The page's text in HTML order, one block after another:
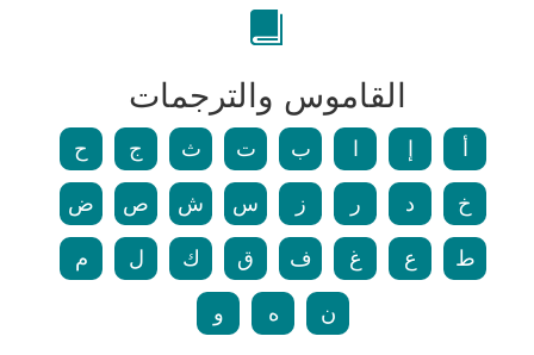
القاموس والترجمات
ب ت ث ج ح
خ د ر ز س ش ص ض
ط ع غ ف ق ك ل م
ن ه و